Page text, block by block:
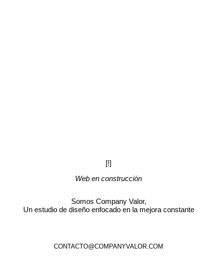
[!]
Web en construcción
Somos Company Valor,
Un estudio de diseño enfocado en la mejora constante
CONTACTO@COMPANYVALOR.COM